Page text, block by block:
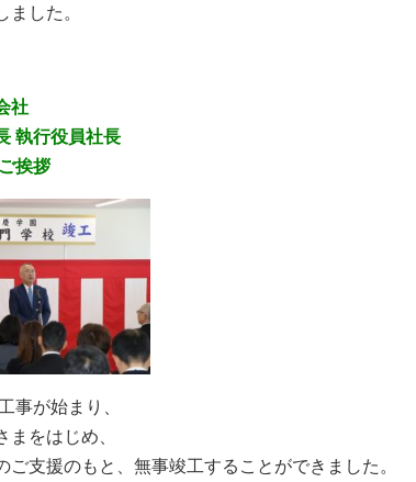
した。
社
執行役員社長
挨拶
事が始まり、
をはじめ、
ご支援のもと、無事竣工することができました。